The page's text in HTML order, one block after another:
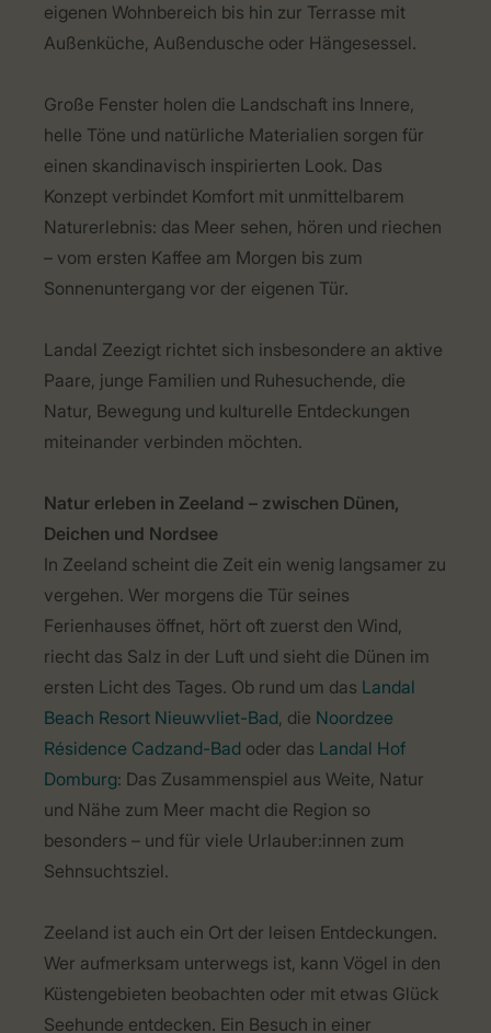
eigenen Wohnbereich bis hin zur Terrasse mit
Außenküche, Außendusche oder Hängesessel.
Große Fenster holen die Landschaft ins Innere,
helle Töne und natürliche Materialien sorgen für
einen skandinavisch inspirierten Look. Das
Konzept verbindet Komfort mit unmittelbarem
Naturerlebnis: das Meer sehen, hören und riechen
– vom ersten Kaffee am Morgen bis zum
Sonnenuntergang vor der eigenen Tür.
Landal Zeezigt richtet sich insbesondere an aktive
Paare, junge Familien und Ruhesuchende, die
Natur, Bewegung und kulturelle Entdeckungen
miteinander verbinden möchten.
Natur erleben in Zeeland – zwischen Dünen,
Deichen und Nordsee
In Zeeland scheint die Zeit ein wenig langsamer zu
vergehen. Wer morgens die Tür seines
Ferienhauses öffnet, hört oft zuerst den Wind,
riecht das Salz in der Luft und sieht die Dünen im
ersten Licht des Tages. Ob rund um das Landal
Beach Resort Nieuwvliet-Bad, die Noordzee
Résidence Cadzand-Bad oder das Landal Hof
Domburg: Das Zusammenspiel aus Weite, Natur
und Nähe zum Meer macht die Region so
besonders – und für viele Urlauber:innen zum
Sehnsuchtsziel.
Zeeland ist auch ein Ort der leisen Entdeckungen.
Wer aufmerksam unterwegs ist, kann Vögel in den
Küstengebieten beobachten oder mit etwas Glück
Seehunde entdecken. Ein Besuch in einer